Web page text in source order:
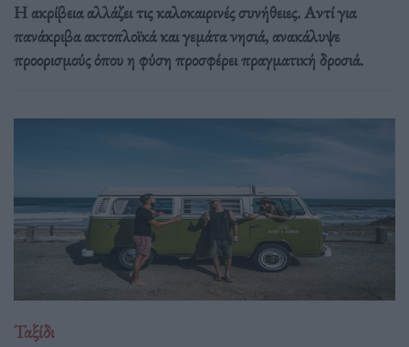
Η ακρίβεια αλλάζει τις καλοκαιρινές συνήθειες. Αντί για
πανάκριβα ακτοπλοϊκά και γεμάτα νησιά, ανακάλυψε
προορισμούς όπου η φύση προσφέρει πραγματική δροσιά.
Ταξίδι